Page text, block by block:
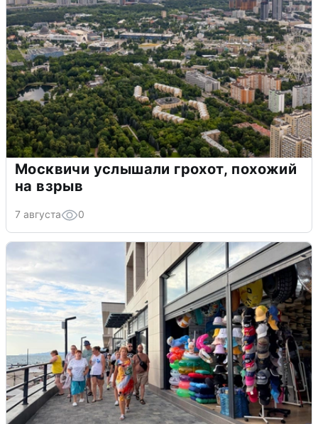
Москвичи услышали грохот, похожий
на взрыв
7 августа 0